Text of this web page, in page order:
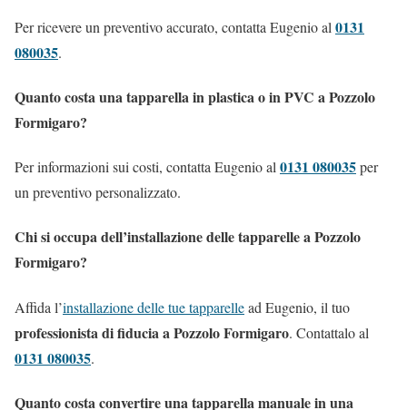
Per ricevere un preventivo accurato, contatta Eugenio al 0131
080035.
Quanto costa una tapparella in plastica o in PVC a Pozzolo
Formigaro?
Per informazioni sui costi, contatta Eugenio al 0131 080035per
un preventivo personalizzato.
Chi si occupa dell’installazione delle tapparelle a Pozzolo
Formigaro?
Affida l’installazione delle tue tapparellead Eugenio, il tuo
professionista di fiducia a Pozzolo Formigaro. Contattalo al
0131 080035.
Quanto costa convertire una tapparella manuale in una